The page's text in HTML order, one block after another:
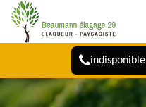
indisponible